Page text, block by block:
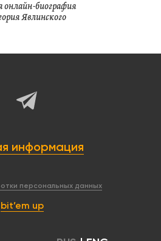
онлайн-биография
Явлинского
информация
персональных данных
bit’em up